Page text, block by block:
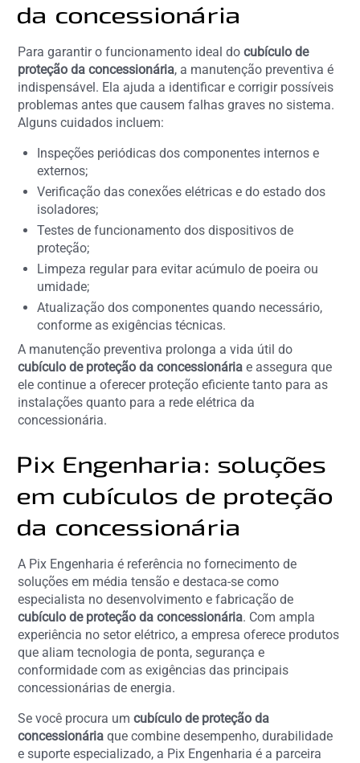
da concessionária
Para garantir o funcionamento ideal docubículo de
proteção da concessionária, a manutenção preventiva é
indispensável. Ela ajuda a identificar e corrigir possíveis
problemas antes que causem falhas graves no sistema.
Alguns cuidados incluem:
Inspeções periódicas dos componentes internos e
externos;
Verificação das conexões elétricas e do estado dos
isoladores;
Testes de funcionamento dos dispositivos de
proteção;
Limpeza regular para evitar acúmulo de poeira ou
umidade;
Atualização dos componentes quando necessário,
conforme as exigências técnicas.
A manutenção preventiva prolonga a vida útil do
cubículo de proteção da concessionária e assegura que
ele continue a oferecer proteção eficiente tanto para as
instalações quanto para a rede elétrica da
concessionária.
Pix Engenharia: soluções
em cubículos de proteção
da concessionária
A Pix Engenharia é referência no fornecimento de
soluções em média tensão e destaca-se como
especialista no desenvolvimento e fabricação de
cubículo de proteção da concessionária. Com ampla
experiência no setor elétrico, a empresa oferece produtos
que aliam tecnologia de ponta, segurança e
conformidade com as exigências das principais
concessionárias de energia.
Se você procura umcubículo de proteção da
concessionária que combine desempenho, durabilidade
e suporte especializado, a Pix Engenharia é a parceira